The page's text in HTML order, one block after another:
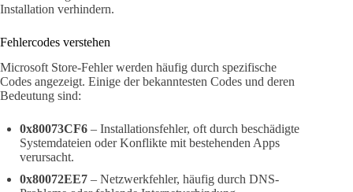
Installation verhindern.
Fehlercodes verstehen
Microsoft Store-Fehler werden häufig durch spezifische
Codes angezeigt. Einige der bekanntesten Codes und deren
Bedeutung sind:
0x80073CF6 – Installationsfehler, oft durch beschädigte
Systemdateien oder Konflikte mit bestehenden Apps
verursacht.
0x80072EE7 – Netzwerkfehler, häufig durch DNS-